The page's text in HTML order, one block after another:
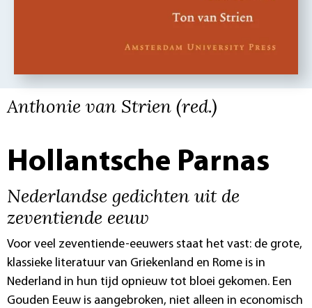
Anthonie van Strien (red.)
Hollantsche Parnas
Nederlandse gedichten uit de
zeventiende eeuw
Voor veel zeventiende-eeuwers staat het vast: de grote,
klassieke literatuur van Griekenland en Rome is in
Nederland in hun tijd opnieuw tot bloei gekomen. Een
Gouden Eeuw is aangebroken, niet alleen in economisch